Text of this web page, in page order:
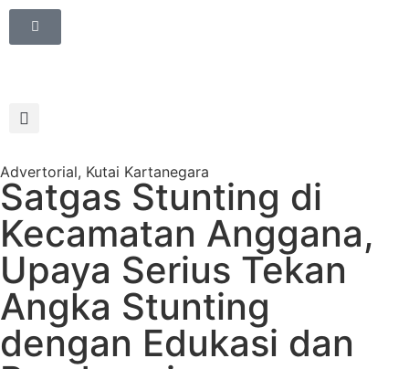
Advertorial, Kutai Kartanegara
Satgas Stunting di
Kecamatan Anggana,
Upaya Serius Tekan
Angka Stunting
dengan Edukasi dan